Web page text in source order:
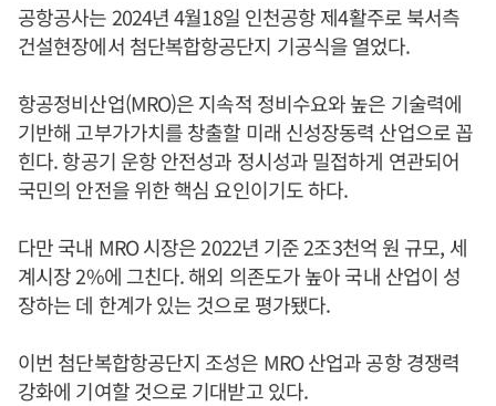
공항공사는 2024년 4월18일 인천공항 제4활주로 북서측
건설현장에서 첨단복합항공단지 기공식을 열었다.
항공정비산업(MRO)은 지속적 정비수요와 높은 기술력에
기반해 고부가가치를 창출할 미래 신성장동력 산업으로 꼽
힌다. 항공기 운항 안전성과 정시성과 밀접하게 연관되어
국민의 안전을 위한 핵심 요인이기도 하다.
다만 국내 MRO 시장은 2022년 기준 2조3천억 원 규모, 세
계시장 2%에 그친다. 해외 의존도가 높아 국내 산업이 성
장하는 데 한계가 있는 것으로 평가됐다.
이번 첨단복합항공단지 조성은 MRO 산업과 공항 경쟁력
강화에 기여할 것으로 기대받고 있다.